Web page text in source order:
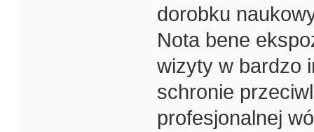
dorobku
Nota bene
wizyty w bardzo
schronie
profesjonalnej